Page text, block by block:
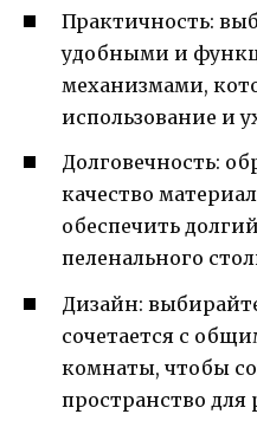
Практичность:
удобными и
механизмами,
использование и
Долговечность:
качество
обеспечить
пеленального
Дизайн:
сочетается с
комнаты, чтобы
пространство для